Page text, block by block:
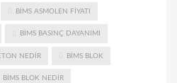
BIMS ASMOLEN FIYATI
BIMS BASINÇ DAYANIMI
NEDIR BIMS BLOK
BIMS BLOK NEDIR